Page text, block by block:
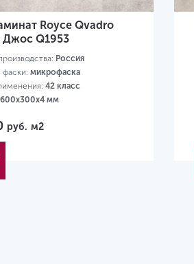
Royce Qvadro
Джос Q1953
Россия
фаски: микрофаска
42 класс
600х300х4 мм
руб. м2